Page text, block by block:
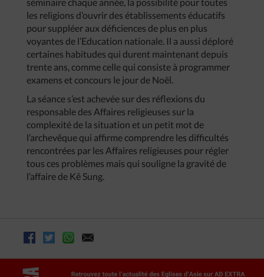
les religions d’ouvrir des établissements éducatifs
pour suppléer aux déficiences de plus en plus
voyantes de l’Education nationale. Il a aussi déploré
certaines habitudes qui durent maintenant depuis
trente ans, comme celle qui consiste à programmer
examens et concours le jour de Noël.
La séance s’est achevée sur des réflexions du
responsable des Affaires religieuses sur la
complexité de la situation et un petit mot de
l’archevêque qui affirme comprendre les difficultés
rencontrées par les Affaires religieuses pour régler
tous ces problèmes mais qui souligne la gravité de
l’affaire de Kê Sung.